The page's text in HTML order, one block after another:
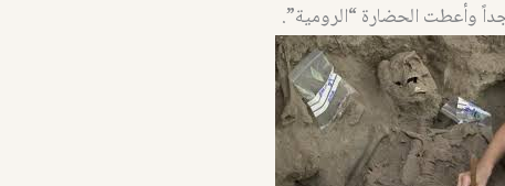
وأعطت الحضارة “الرومية”.